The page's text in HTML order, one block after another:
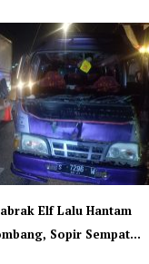
Elf Lalu Hantam
Sopir Sempat